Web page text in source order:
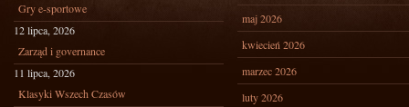
Gry e-sportowe
12 lipca, 2026
Zarząd i governance
11 lipca, 2026
Klasyki Wszech Czasów
maj 2026
kwiecień 2026
marzec 2026
luty 2026